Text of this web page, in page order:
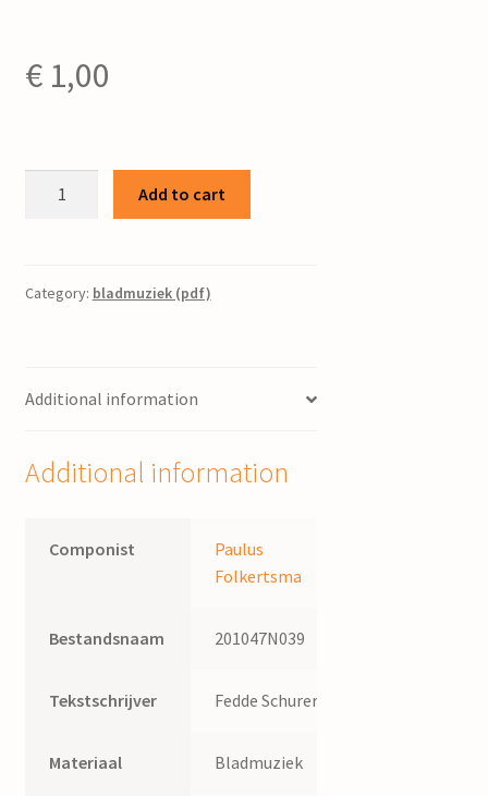
€1,00
Folkertsma
Schurer
Add to cart
Category: bladmuziek (pdf)
Additional information
Additional information
Componist
Paulus
Folkertsma
Bestandsnaam 201047N039
Tekstschrijver Fedde Schurer
Materiaal Bladmuziek